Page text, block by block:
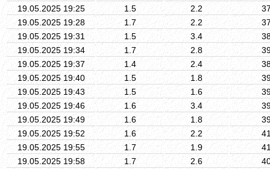
19.05.2025 19:25
1.5 2.2
19.05.2025 19:28
1.7 2.2
19.05.2025 19:31
1.5 3.4
19.05.2025 19:34
1.7 2.8
19.05.2025 19:37
1.4 2.4
19.05.2025 19:40
1.5 1.8
19.05.2025 19:43
1.5 1.6
19.05.2025 19:46
1.6 3.4
19.05.2025 19:49
1.6 1.8
19.05.2025 19:52
1.6 2.2
19.05.2025 19:55
1.7 1.9
19.05.2025 19:58
1.7 2.6